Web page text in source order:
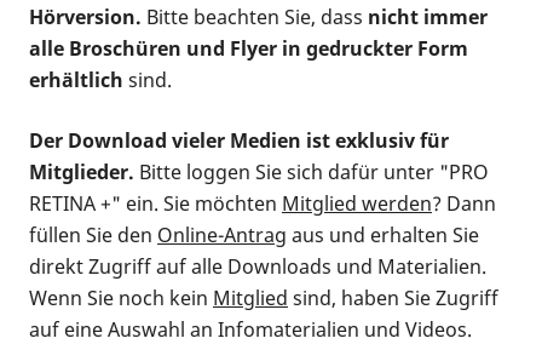
Hörversion. Bitte beachten Sie, dass nicht immer
alle Broschüren und Flyer in gedruckter Form
erhältlich sind.
Der Download vieler Medien ist exklusiv für
Mitglieder. Bitte loggen Sie sich dafür unter "PRO
RETINA +" ein. Sie möchten Mitglied werden? Dann
füllen Sie den Online-Antrag aus und erhalten Sie
direkt Zugriff auf alle Downloads und Materialien.
Wenn Sie noch kein Mitglied sind, haben Sie Zugriff
auf eine Auswahl an Infomaterialien und Videos.